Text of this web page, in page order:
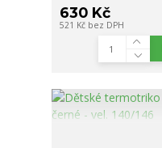
630 Kč
521 Kč bez DPH